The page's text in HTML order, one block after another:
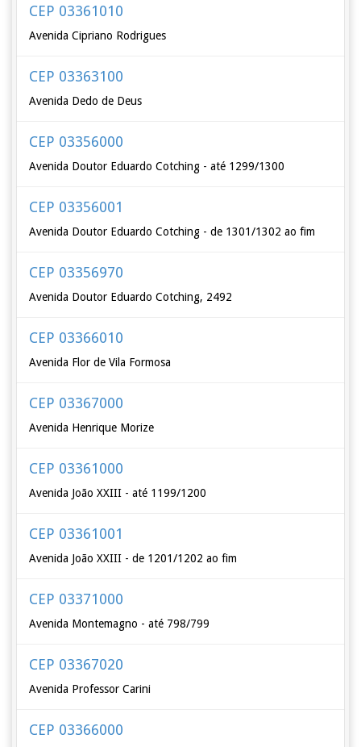
CEP 03361010
Avenida Cipriano Rodrigues
CEP 03363100
Avenida Dedo de Deus
CEP 03356000
Avenida Doutor Eduardo Cotching - até 1299/1300
CEP 03356001
Avenida Doutor Eduardo Cotching - de 1301/1302 ao fim
CEP 03356970
Avenida Doutor Eduardo Cotching, 2492
CEP 03366010
Avenida Flor de Vila Formosa
CEP 03367000
Avenida Henrique Morize
CEP 03361000
Avenida João XXIII - até 1199/1200
CEP 03361001
Avenida João XXIII - de 1201/1202 ao fim
CEP 03371000
Avenida Montemagno - até 798/799
CEP 03367020
Avenida Professor Carini
CEP 03366000